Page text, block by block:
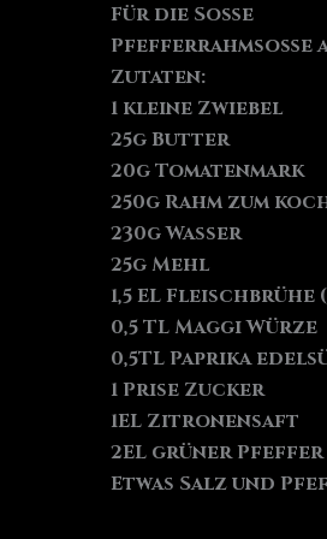
Für die Soße
Pfefferrahmsoße
Zutaten:
1 kleine Zwiebel
25g Butter
20g Tomatenmark
250g Rahm zum
230g Wasser
25g Mehl
1,5 EL
0,5 TL Maggi Würze
0,5TL Paprika
1 Prise Zucker
1EL Zitronensaft
2EL grüner
Etwas Salz und